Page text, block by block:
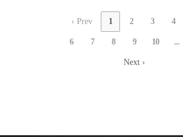
‹ Prev 1 2 3 4
6 7 8 9 10 ...
Next ›